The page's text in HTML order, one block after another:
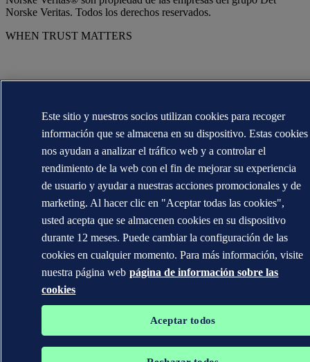
Norske Veritas. Todos los derechos reservados.
WHEN TRUST MATTERS
Este sitio y nuestros socios utilizan cookies para recoger
información que se almacena en su dispositivo. Estas cookies
nos ayudan a analizar el tráfico web y a controlar el
rendimiento de la web con el fin de mejorar su experiencia
de usuario y ayudar a nuestras acciones promocionales y de
marketing. Al hacer clic en "Aceptar todas las cookies",
usted acepta que se almacenen cookies en su dispositivo
durante 12 meses. Puede cambiar la configuración de las
cookies en cualquier momento. Para más información, visite
nuestra página web página de información sobre las
cookies
Aceptar todos